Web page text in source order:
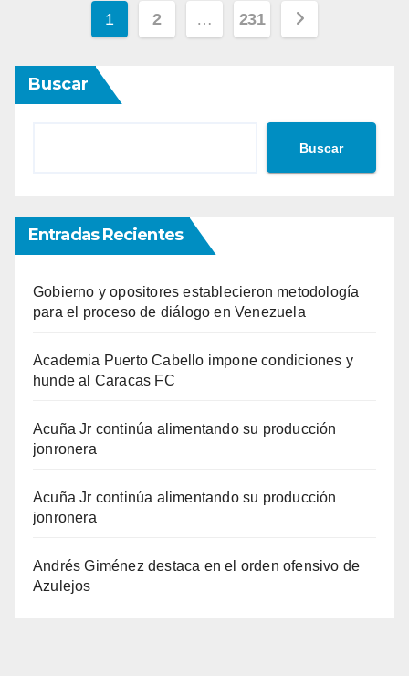
Paginación
de
entradas
1 2 … 231
Buscar
Buscar
Entradas Recientes
Gobierno y opositores establecieron metodología
para el proceso de diálogo en Venezuela
Academia Puerto Cabello impone condiciones y
hunde al Caracas FC
Acuña Jr continúa alimentando su producción
jonronera
Acuña Jr continúa alimentando su producción
jonronera
Andrés Giménez destaca en el orden ofensivo de
Azulejos